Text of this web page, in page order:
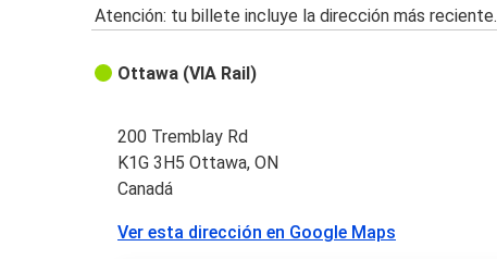
Atención: tu billete incluye la dirección más reciente.
Ottawa (VIA Rail)
200 Tremblay Rd
K1G 3H5 Ottawa, ON
Canadá
Ver esta dirección en Google Maps